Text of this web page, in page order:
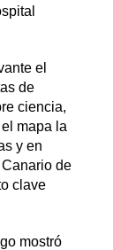
el
de
ciencia,
mapa la
y en
de
clave
mostró